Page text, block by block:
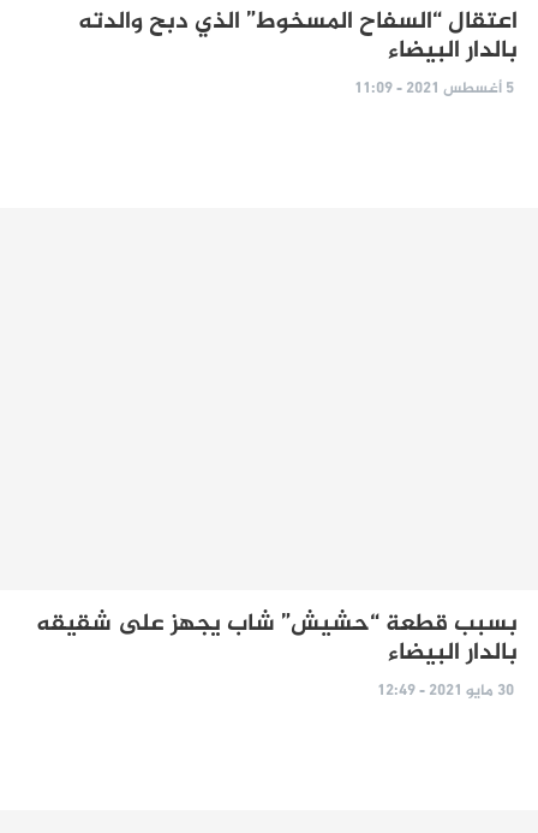
اعتقال “السفاح المسخوط” الذي دبح والدته
بالدار البيضاء
5 أغسطس 2021 - 11:09
بسبب قطعة “حشيش” شاب يجهز على شقيقه
بالدار البيضاء
30 مايو 2021 - 12:49